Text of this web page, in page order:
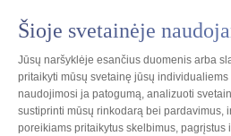
Šioje svetainėje
Jūsų naršyklėje esančius duomenis arba
pritaikyti mūsų svetainę jūsų
naudojimosi ja patogumą, analizuoti
sustiprinti mūsų rinkodarą bei pardavimus,
poreikiams pritaikytus skelbimus,